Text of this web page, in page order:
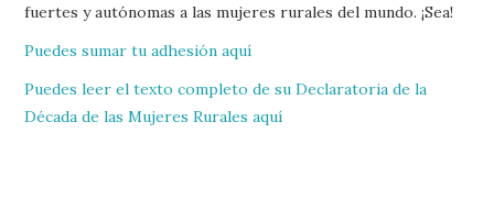
fuertes y autónomas a las mujeres rurales del mundo. ¡Sea!
Puedes sumar tu adhesión aquí
Puedes leer el texto completo de su Declaratoria de la
Década de las Mujeres Rurales aquí